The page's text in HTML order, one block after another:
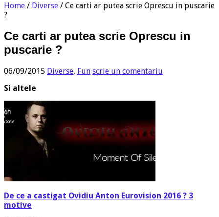
Home / Diverse / Ce carti ar putea scrie Oprescu in puscarie
?
Ce carti ar putea scrie Oprescu in
puscarie ?
06/09/2015 Diverse, Fun scrie un comentariu
Si altele
De ce a castigat Ovidiu Anton Eurovision 2016 ? 3
motive